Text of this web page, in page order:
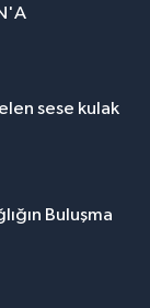
sese kulak
Buluşma